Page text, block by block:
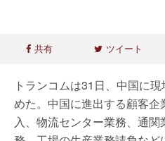
共有 ツイート
トランコムは31日、中国に
めた。中国に進出する顧客
入、物流センター業務、通